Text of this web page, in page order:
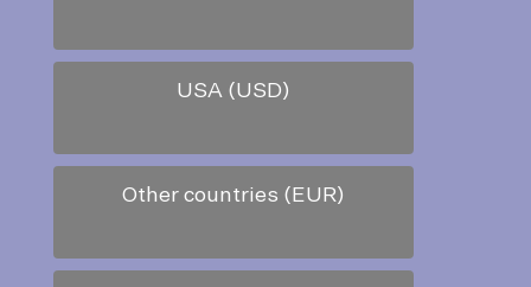
USA (USD)
Other countries (EUR)